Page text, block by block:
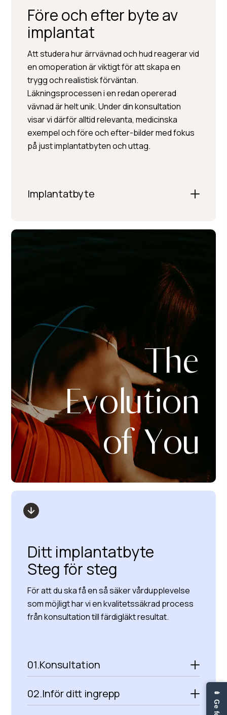
Före och efter byte av
implantat
Att studera hur ärrvävnad och hud reagerar vid
en omoperation är viktigt för att skapa en
trygg och realistisk förväntan.
Läkningsprocessen i en redan opererad
vävnad är helt unik. Under din konsultation
visar vi därför alltid relevanta, medicinska
exempel och före och efter-bilder med fokus
på just implantatbyten och uttag.
Implantatbyte
The
Evolution
of You
Ditt implantatbyte
Steg för steg
För att du ska få en så säker vårdupplevelse
som möjligt har vi en kvalitetssäkrad process
från konsultation till färdigläkt resultat.
01.Konsultation
02.Inför ditt ingrepp